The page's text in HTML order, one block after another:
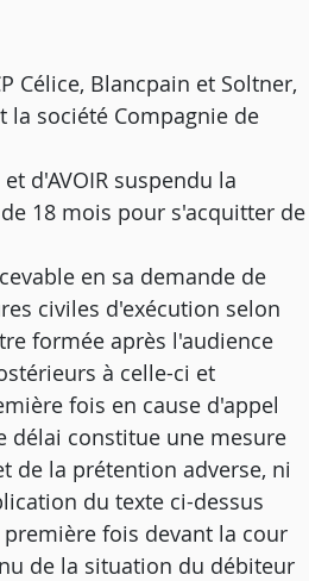
Célice, Blancpain et Soltner,
la société Compagnie de
d'AVOIR suspendu la
18 mois pour s'acquitter de
en sa demande de
civiles d'exécution selon
formée après l'audience
à celle-ci et
fois en cause d'appel
délai constitue une mesure
de la prétention adverse, ni
du texte ci-dessus
fois devant la cour
de la situation du débiteur